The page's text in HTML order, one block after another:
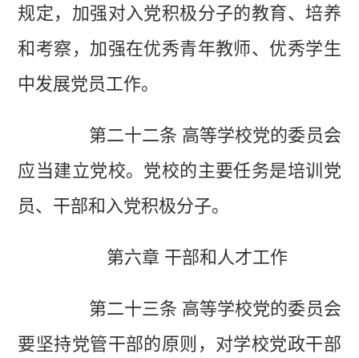
规定，加强对入党积极分子的教育、培养
和考察，加强在优秀青年教师、优秀学生
中发展党员工作。
第二十二条 高等学校党的委员会
应当建立党校。党校的主要任务是培训党
员、干部和入党积极分子。
第六章 干部和人才工作
第二十三条 高等学校党的委员会
要坚持党管干部的原则，对学校党政干部